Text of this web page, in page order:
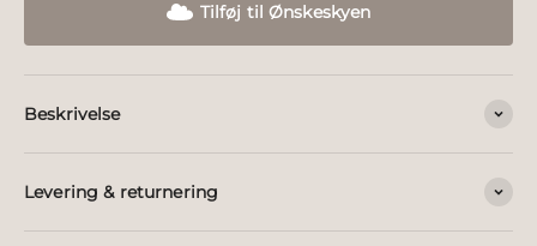
Tilføj til Ønskeskyen
Beskrivelse
Levering & returnering